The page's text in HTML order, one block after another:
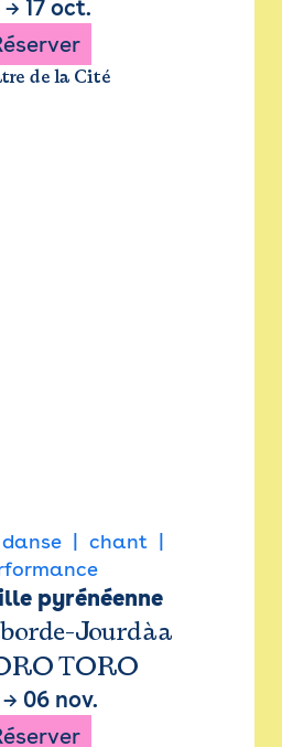
→ 17 oct.
de la Cité
danse
chant
pyrénéenne
Jourdàa
TORO
→ 06 nov.